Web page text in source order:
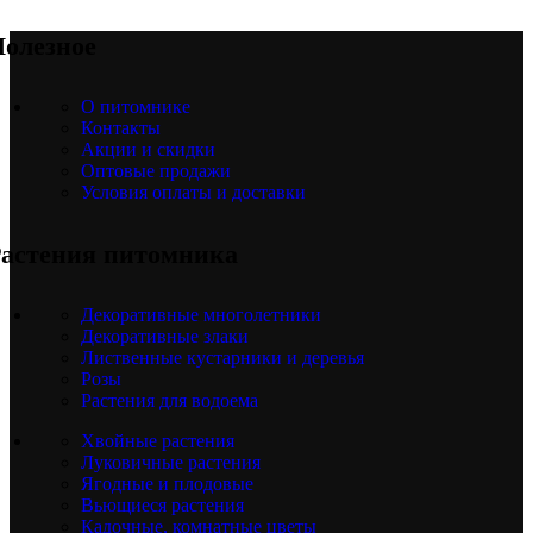
О питомнике
Контакты
Акции и скидки
Оптовые продажи
Условия оплаты и доставки
питомника
Декоративные многолетники
Декоративные злаки
Лиственные кустарники и деревья
Розы
Растения для водоема
Хвойные растения
Луковичные растения
Ягодные и плодовые
Вьющиеся растения
Кадочные, комнатные цветы